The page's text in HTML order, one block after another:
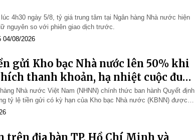
4h30 ngày 5/8, tỷ giá trung tâm tại Ngân hàng Nhà nước hiện
nguyên so với phiên giao dịch trước.
04/08/2026
gửi Kho bạc Nhà nước lên 50% khi
thanh khoản, hạ nhiệt cuộc đua
Nhà nước Việt Nam (NHNN) chính thức ban hành Quyết định
tỷ lệ tiền gửi có kỳ hạn của Kho bạc Nhà nước (KBNN) được
động khi xác định tỷ lệ dư nợ cho v…
trên địa bàn TP. Hồ Chí Minh và